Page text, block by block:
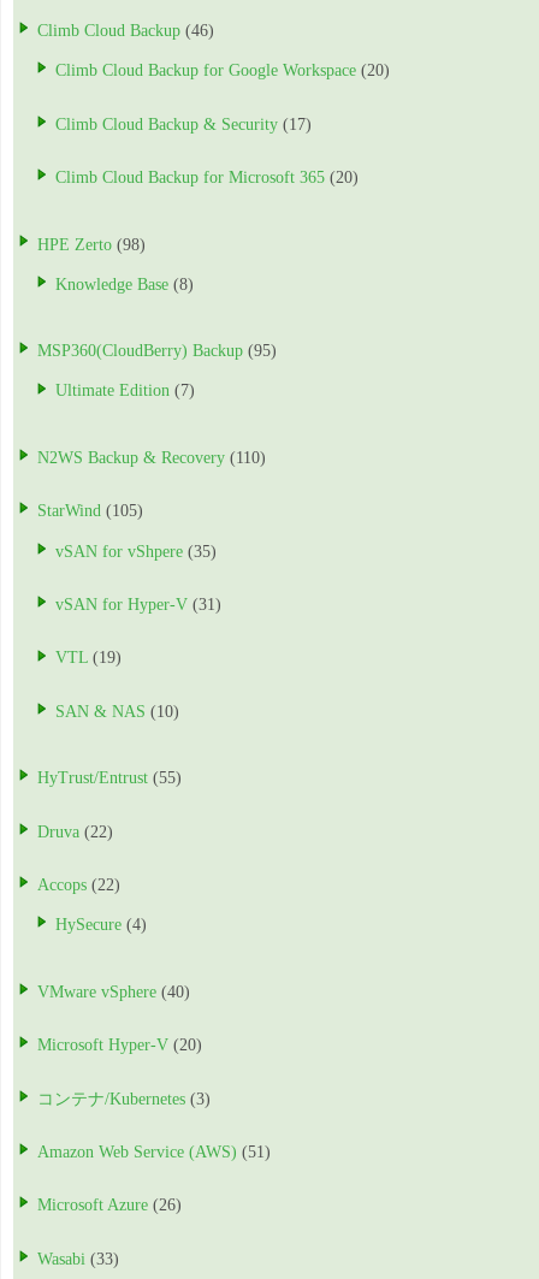
Climb Cloud Backup (46)
Climb Cloud Backup for Google Workspace (20)
Climb Cloud Backup & Security (17)
Climb Cloud Backup for Microsoft 365 (20)
HPE Zerto (98)
Knowledge Base (8)
MSP360(CloudBerry) Backup (95)
Ultimate Edition (7)
N2WS Backup & Recovery (110)
StarWind (105)
vSAN for vShpere (35)
vSAN for Hyper-V (31)
VTL (19)
SAN & NAS (10)
HyTrust/Entrust (55)
Druva (22)
Accops (22)
HySecure (4)
VMware vSphere (40)
Microsoft Hyper-V (20)
コンテナ/Kubernetes (3)
Amazon Web Service (AWS) (51)
Microsoft Azure (26)
Wasabi (33)